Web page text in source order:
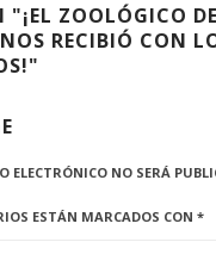
"¡EL ZOOLÓGICO DE
RECIBIÓ CON
ELECTRÓNICO NO SERÁ
ESTÁN MARCADOS CON *